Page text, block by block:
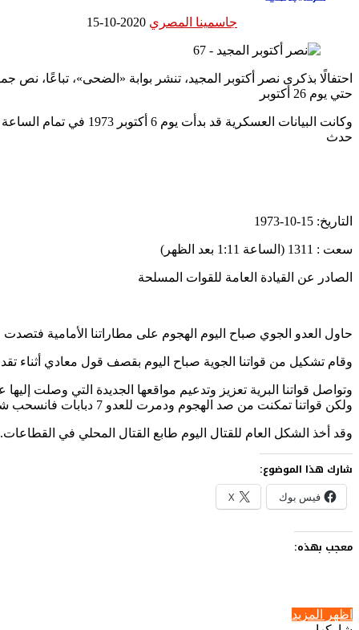
جاسمينا المصري 2020-10-15
حتي يوم 26 أكتوبر
وكانت البيانات
حدث
التاريخ: 15-10-1973
سعت : 1311 (الساعة 1:11 بعد الظهر)
الصادر عن القيادة العامة للقوات المسلحة
حاول العدو الجوي صباح اليوم الهجوم على مطاراتنا الأمامية فتصدت له وسائل دفاعنا الجوي
وقام تشكيل من قواتنا الجوية صباح اليوم بقصف قول معادي أثناء تقدمه على المحور الشمالي
وتواصل قواتنا البرية تعزيز وتدعيم مواقعها الجديدة التي وصلت
ولكن قواتنا تمكنت من صد الهجوم ودمرت للعدو 7 دبابات فانسحب شرقاً.
وقد أخذ الشكل العام للقتال اليوم طابع القتال المحلي في القطاعات.
شارك هذا الموضوع:
فيس بوك X
معجب بهذه:
اظهر المزيد